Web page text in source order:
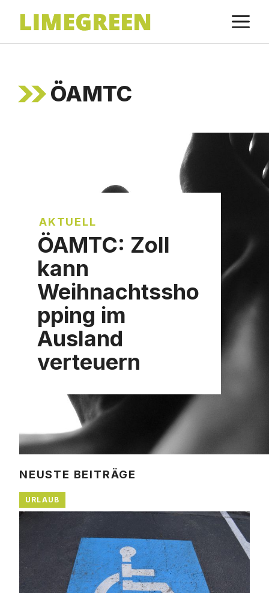
Inhalt
springen
ÖAMTC
AKTUELL
ÖAMTC: Zoll
kann
Weihnachtssho
pping im
Ausland
verteuern
NEUSTE BEITRÄGE
URLAUB